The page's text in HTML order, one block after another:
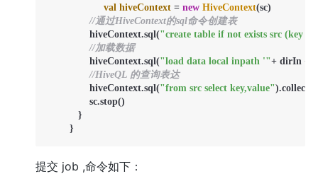
val hiveContext = new HiveContext(sc)
//通过HiveContext的sql命令创建表
  	       hiveContext.sql(
"create table if not exists src (key
//加载数据
  	       hiveContext.sql(
"load data local inpath '"+ dirIn +
//HiveQL 的查询表达
  	       hiveContext.sql(
"from src select key,value"
  	}
提交 job ,命令如下：